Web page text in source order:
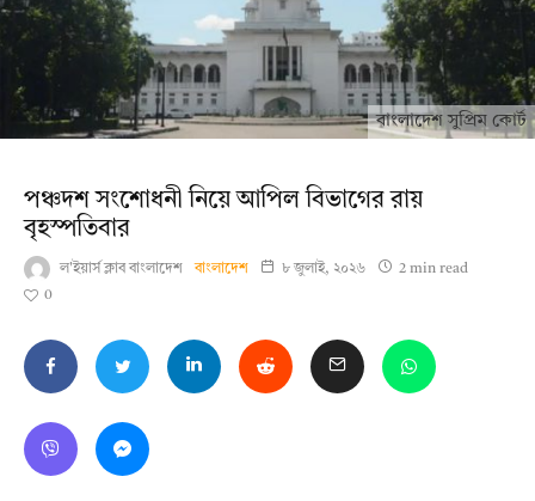
বাংলাদেশ সুপ্রিম কোর্ট
পঞ্চদশ সংশোধনী নিয়ে আপিল বিভাগের রায়
বৃহস্পতিবার
ল'ইয়ার্স ক্লাব বাংলাদেশ বাংলাদেশ ৮ জুলাই, ২০২৬
2 min read
0